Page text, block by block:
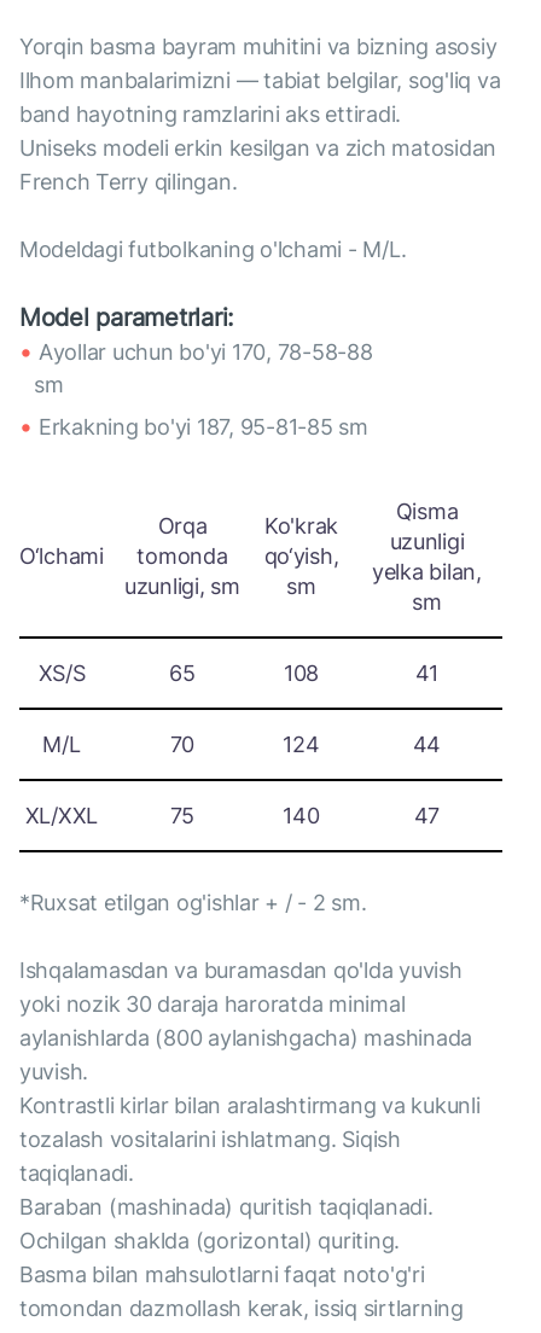
Yorqin basma bayram muhitini va bizning asosiy
Ilhom manbalarimizni — tabiat belgilar, sog'liq va
band hayotning ramzlarini aks ettiradi.
Uniseks modeli erkin kesilgan va zich matosidan
French Terry qilingan.
Modeldagi futbolkaning o'lchami - M/L.
Model parametrlari:
Аyollar uchun bo'yi 170, 78-58-88
sm
Erkakning bo'yi 187, 95-81-85 sm
O‘lchami
Orqa
tomonda
uzunligi, sm
Ko'krak
qo‘yish,
sm
Qisma
uzunligi
yelka bilan,
sm
XS/S 65 108 41
M/L 70 124 44
XL/XXL 75 140 47
*Ruxsat etilgan og'ishlar + / - 2 sm.
Ishqalamasdan va buramasdan qo'lda yuvish
yoki nozik 30 daraja haroratda minimal
aylanishlarda (800 aylanishgacha) mashinada
yuvish.
Kontrastli kirlar bilan aralashtirmang va kukunli
tozalash vositalarini ishlatmang. Siqish
taqiqlanadi.
Baraban (mashinada) quritish taqiqlanadi.
Ochilgan shaklda (gorizontal) quriting.
Basma bilan mahsulotlarni faqat noto'g'ri
tomondan dazmollash kerak, issiq sirtlarning